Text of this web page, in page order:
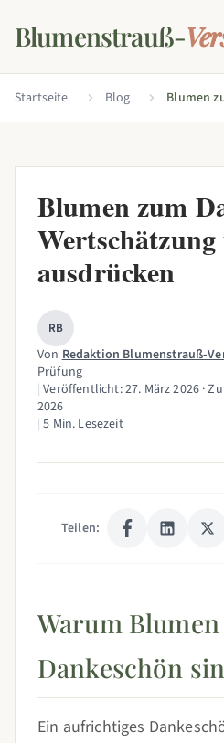
Blumenstrauß-
Startseite Blog
Blumen zum
ausdrücken
RB
VonRedaktion Blumenstrauß-
Prüfung
Veröffentlicht:27. März 2026 ·
2026
5 Min. Lesezeit
Teilen:
Warum
Dankeschön
Ein aufrichtiges